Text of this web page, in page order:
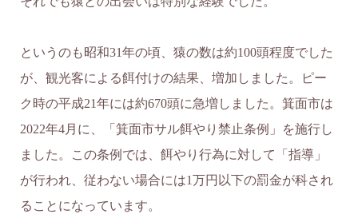
というのも昭和31年の頃、猿の数は約100頭程度でした
が、観光客による餌付けの結果、増加しました。ピー
ク時の平成21年には約670頭に急増しました。箕面市は
2022年4月に、「箕面市サル餌やり禁止条例」を施行し
ました。この条例では、餌やり行為に対して「指導」
が行われ、従わない場合には1万円以下の罰金が科され
ることになっています。